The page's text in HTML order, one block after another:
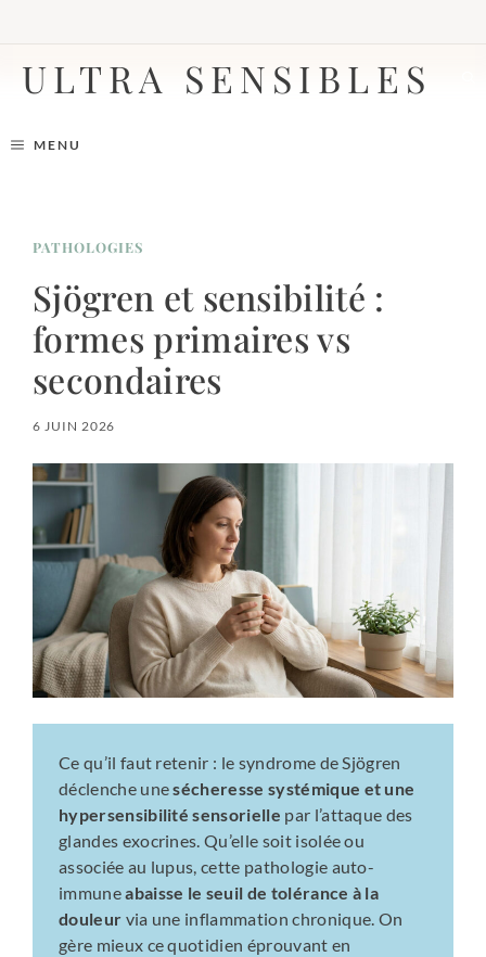
contenu
ULTRA SENSIBLES
MENU
PATHOLOGIES
Sjögren et sensibilité :
formes primaires vs
secondaires
6 JUIN 2026
Ce qu’il faut retenir : le syndrome de Sjögren
déclenche unesécheresse systémique et une
hypersensibilité sensorielle par l’attaque des
glandes exocrines. Qu’elle soit isolée ou
associée au lupus, cette pathologie auto-
immuneabaisse le seuil de tolérance à la
douleur via une inflammation chronique. On
gère mieux ce quotidien éprouvant en